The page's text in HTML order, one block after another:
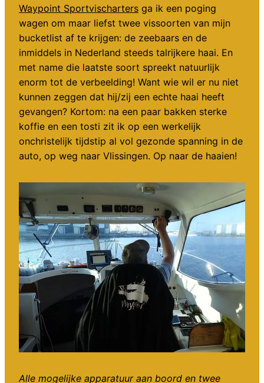
Waypoint Sportvischarters ga ik een poging
wagen om maar liefst twee vissoorten van mijn
bucketlist af te krijgen: de zeebaars en de
inmiddels in Nederland steeds talrijkere haai. En
met name die laatste soort spreekt natuurlijk
enorm tot de verbeelding! Want wie wil er nu niet
kunnen zeggen dat hij/zij een echte haai heeft
gevangen? Kortom: na een paar bakken sterke
koffie en een tosti zit ik op een werkelijk
onchristelijk tijdstip al vol gezonde spanning in de
auto, op weg naar Vlissingen. Op naar de haaien!
Alle mogelijke apparatuur aan boord en twee